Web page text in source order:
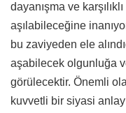
dayanışma ve
aşılabileceğine
bu zaviyeden ele
aşabilecek olgunluğa
görülecektir. Önemli
kuvvetli bir siyasi